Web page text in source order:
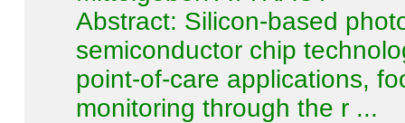
Abstract: Silicon-based
semiconductor chip
point-of-care applications,
monitoring through the r ...